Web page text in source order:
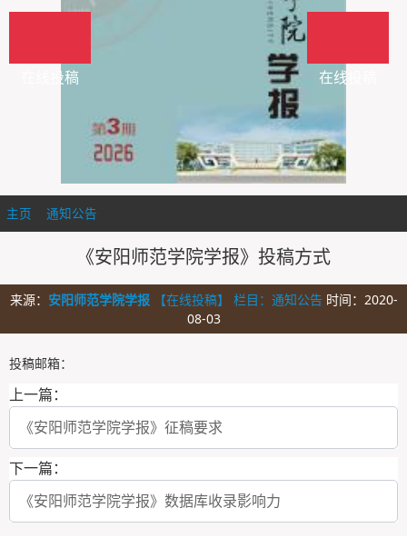
主页 通知公告
《安阳师范学院学报》投稿方式
来源： 安阳师范学院学报 【在线投稿】 栏目： 通知公告时间：2020-
08-03
投稿邮箱：
上一篇：
《安阳师范学院学报》征稿要求
下一篇：
《安阳师范学院学报》数据库收录影响力
在线投稿
在线投稿